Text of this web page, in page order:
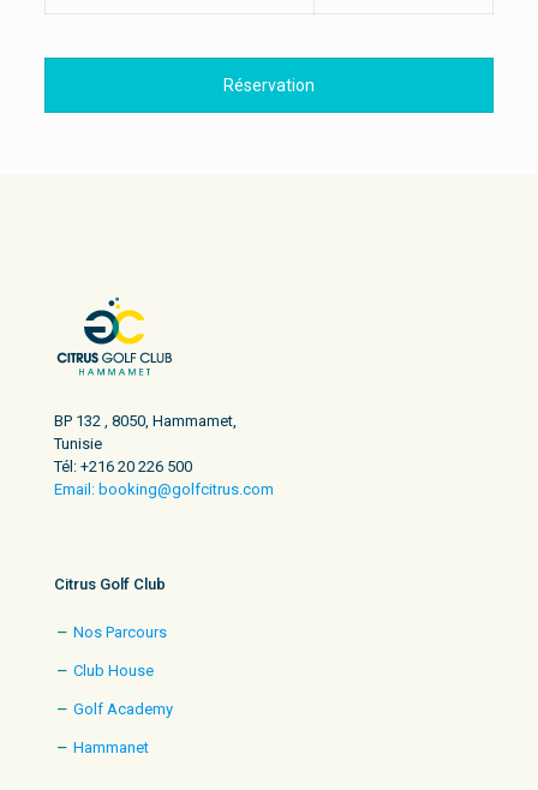
Réservation
BP 132 , 8050, Hammamet,
Tunisie
Tél: +216 20 226 500
Email: booking@golfcitrus.com
Citrus Golf Club
Nos Parcours
Club House
Golf Academy
Hammanet